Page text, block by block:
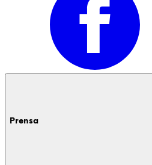
Prensa